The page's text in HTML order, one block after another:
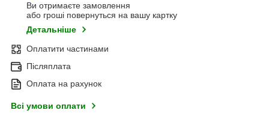
Ви отримаєте замовлення
або гроші повернуться на вашу картку
Детальніше
Оплатити частинами
Післяплата
Оплата на рахунок
Всі умови оплати